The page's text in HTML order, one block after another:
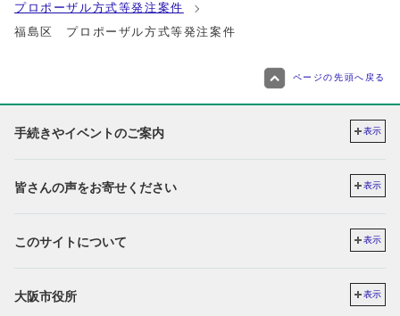
プロポーザル方式等発注案件
福島区 プロポーザル方式等発注案件
ページの先頭へ戻る
手続きやイベントのご案内 表示
皆さんの声をお寄せください 表示
このサイトについて 表示
大阪市役所 表示